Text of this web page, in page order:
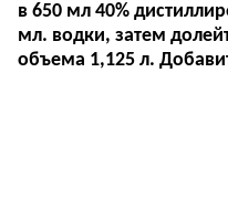
в 650 мл 40%
мл. водки, затем
объема 1,125 л.